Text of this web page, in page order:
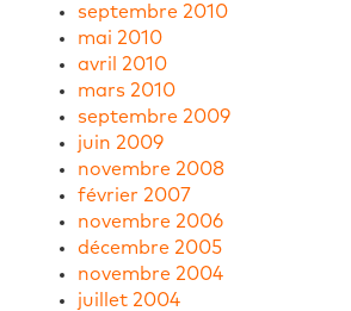
septembre 2010
mai 2010
avril 2010
mars 2010
septembre 2009
juin 2009
novembre 2008
février 2007
novembre 2006
décembre 2005
novembre 2004
juillet 2004